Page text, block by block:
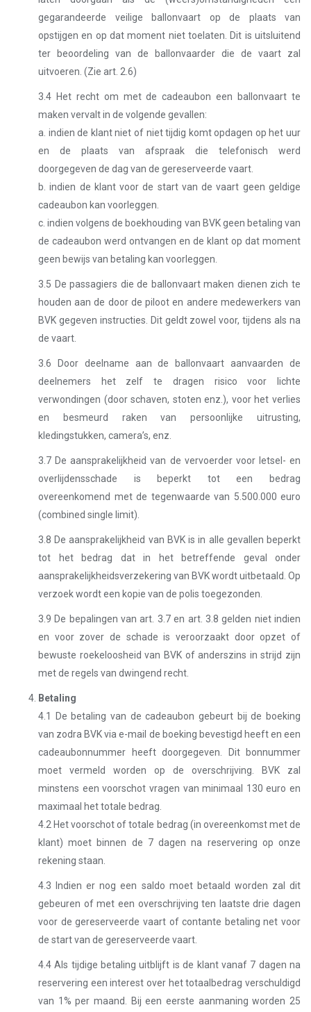
gegarandeerde veilige ballonvaart op de plaats van
opstijgen en op dat moment niet toelaten. Dit is uitsluitend
ter beoordeling van de ballonvaarder die de vaart zal
uitvoeren. (Zie art. 2.6)
3.4 Het recht om met de cadeaubon een ballonvaart te
maken vervalt in de volgende gevallen:
a. indien de klant niet of niet tijdig komt opdagen op het uur
en de plaats van afspraak die telefonisch werd
doorgegeven de dag van de gereserveerde vaart.
b. indien de klant voor de start van de vaart geen geldige
cadeaubon kan voorleggen.
c. indien volgens de boekhouding van BVK geen betaling van
de cadeaubon werd ontvangen en de klant op dat moment
geen bewijs van betaling kan voorleggen.
3.5 De passagiers die de ballonvaart maken dienen zich te
houden aan de door de piloot en andere medewerkers van
BVK gegeven instructies. Dit geldt zowel voor, tijdens als na
de vaart.
3.6 Door deelname aan de ballonvaart aanvaarden de
deelnemers het zelf te dragen risico voor lichte
verwondingen (door schaven, stoten enz.), voor het verlies
en besmeurd raken van persoonlijke uitrusting,
kledingstukken, camera’s, enz.
3.7 De aansprakelijkheid van de vervoerder voor letsel- en
overlijdensschade is beperkt tot een bedrag
overeenkomend met de tegenwaarde van 5.500.000 euro
(combined single limit).
3.8 De aansprakelijkheid van BVK is in alle gevallen beperkt
tot het bedrag dat in het betreffende geval onder
aansprakelijkheidsverzekering van BVK wordt uitbetaald. Op
verzoek wordt een kopie van de polis toegezonden.
3.9 De bepalingen van art. 3.7 en art. 3.8 gelden niet indien
en voor zover de schade is veroorzaakt door opzet of
bewuste roekeloosheid van BVK of anderszins in strijd zijn
met de regels van dwingend recht.
Betaling
4.1 De betaling van de cadeaubon gebeurt bij de boeking
van zodra BVK via e-mail de boeking bevestigd heeft en een
cadeaubonnummer heeft doorgegeven. Dit bonnummer
moet vermeld worden op de overschrijving. BVK zal
minstens een voorschot vragen van minimaal 130 euro en
maximaal het totale bedrag.
4.2 Het voorschot of totale bedrag (in overeenkomst met de
klant) moet binnen de 7 dagen na reservering op onze
rekening staan.
4.3 Indien er nog een saldo moet betaald worden zal dit
gebeuren of met een overschrijving ten laatste drie dagen
voor de gereserveerde vaart of contante betaling net voor
de start van de gereserveerde vaart.
4.4 Als tijdige betaling uitblijft is de klant vanaf 7 dagen na
reservering een interest over het totaalbedrag verschuldigd
van 1% per maand. Bij een eerste aanmaning worden 25